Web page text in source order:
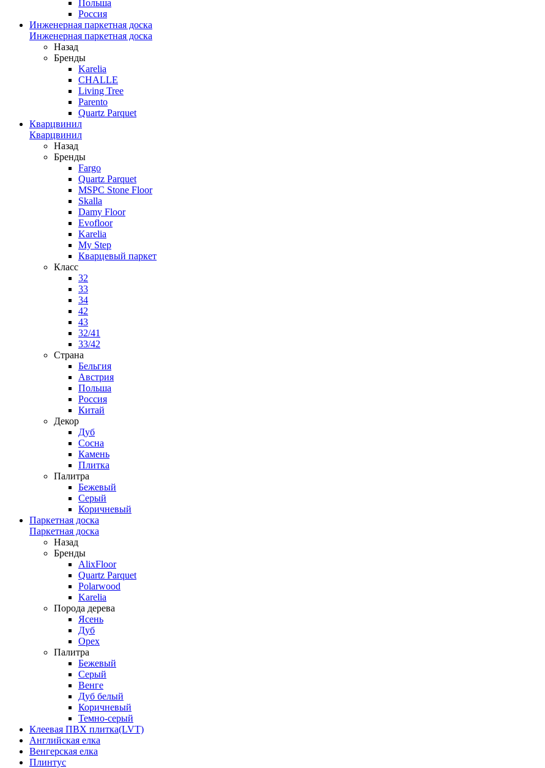
Польша
Россия
Инженерная паркетная доска
Инженерная паркетная доска
Назад
Бренды
Karelia
CHALLE
Living Tree
Parento
Quartz Parquet
Кварцвинил
Кварцвинил
Назад
Бренды
Fargo
Quartz Parquet
MSPC Stone Floor
Skalla
Damy Floor
Evofloor
Karelia
My Step
Кварцевый паркет
Класс
32
33
34
42
43
32/41
33/42
Страна
Бельгия
Австрия
Польша
Россия
Китай
Декор
Дуб
Сосна
Камень
Плитка
Палитра
Бежевый
Серый
Коричневый
Паркетная доска
Паркетная доска
Назад
Бренды
AlixFloor
Quartz Parquet
Polarwood
Karelia
Порода дерева
Ясень
Дуб
Орех
Палитра
Бежевый
Серый
Венге
Дуб белый
Коричневый
Темно-серый
Клеевая ПВХ плитка(LVT)
Английская елка
Венгерская елка
Плинтус